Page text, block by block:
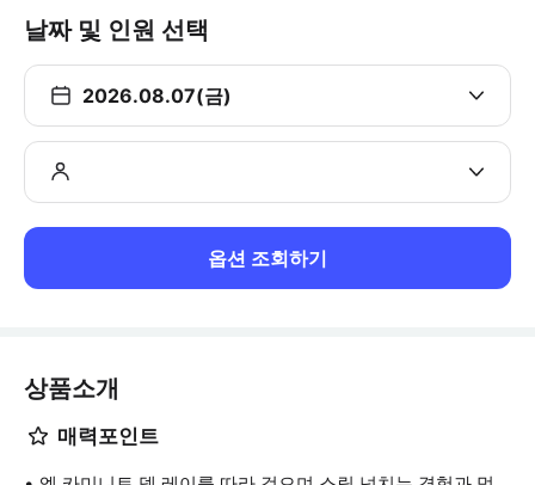
날짜 및 인원 선택
2026.08.07(금)
옵션 조회하기
상품소개
매력포인트